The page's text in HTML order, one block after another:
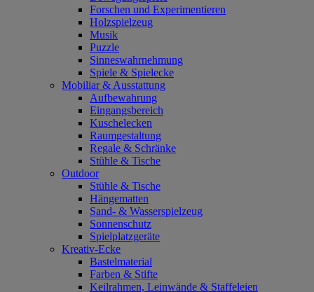
Forschen und Experimentieren
Holzspielzeug
Musik
Puzzle
Sinneswahrnehmung
Spiele & Spielecke
Mobiliar & Ausstattung
Aufbewahrung
Eingangsbereich
Kuschelecken
Raumgestaltung
Regale & Schränke
Stühle & Tische
Outdoor
Stühle & Tische
Hängematten
Sand- & Wasserspielzeug
Sonnenschutz
Spielplatzgeräte
Kreativ-Ecke
Bastelmaterial
Farben & Stifte
Keilrahmen, Leinwände & Staffeleien